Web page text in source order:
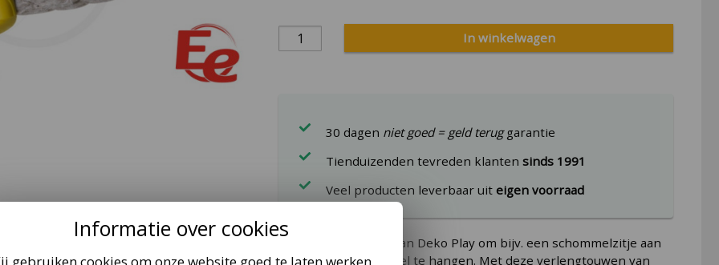
In winkelwagen
30 dagen niet goed = geld teruggarantie
Tienduizenden tevreden klantensinds 1991
Veel producten leverbaar uiteigen voorraad
Set verlengtouwen van Deko Play om bijv. een schommelzitje aan
een hogere schommel te hangen. Met deze verlengtouwen van
Informatie over cookies
gebruiken cookies om onze website goed te laten werken,